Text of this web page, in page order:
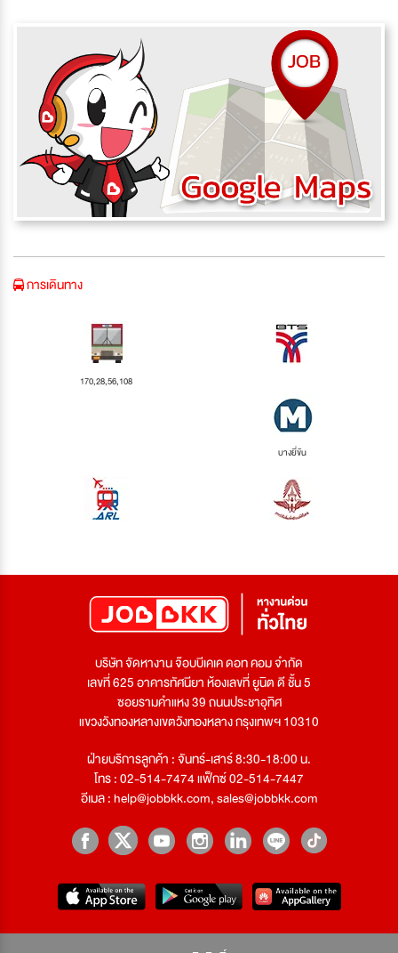
การเดินทาง
170,28,56,108
บางยี่ขัน
บริษัท จัดหางาน จ๊อบบีเคเค ดอท คอม จำกัด
เลขที่ 625 อาคารทัศนียา ห้องเลขที่ ยูนิต ดี ชั้น 5
ซอยรามคำแหง 39 ถนนประชาอุทิศ
แขวงวังทองหลางเขตวังทองหลาง กรุงเทพฯ 10310
ฝ่ายบริการลูกค้า : จันทร์-เสาร์ 8:30-18:00 น.
โทร : 02-514-7474 แฟ็กซ์ 02-514-7447
อีเมล :help@jobbkk.com,sales@jobbkk.com